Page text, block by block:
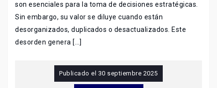
son esenciales para la toma de decisiones estratégicas.
Sin embargo, su valor se diluye cuando están
desorganizados, duplicados o desactualizados. Este
desorden genera […]
Publicado el 30 septiembre 2025